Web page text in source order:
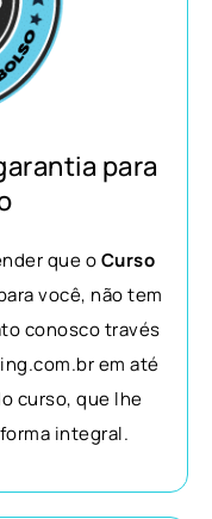
para
que oCurso
você, não tem
conosco través
em até
curso, que lhe
integral.